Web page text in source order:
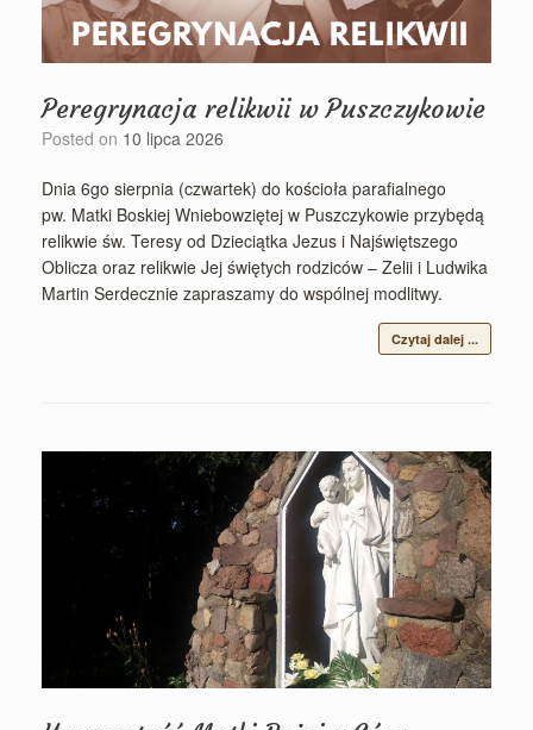
Peregrynacja relikwii w Puszczykowie
Posted on 10 lipca 2026
Dnia 6go sierpnia (czwartek) do kościoła parafialnego
pw. Matki Boskiej Wniebowziętej w Puszczykowie przybędą
relikwie św. Teresy od Dzieciątka Jezus i Najświętszego
Oblicza oraz relikwie Jej świętych rodziców – Zelii i Ludwika
Martin Serdecznie zapraszamy do wspólnej modlitwy.
Czytaj dalej ...